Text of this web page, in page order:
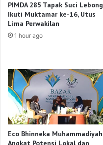
PIMDA 285 Tapak Suci Lebong
Ikuti Muktamar ke-16, Utus
Lima Perwakilan
1 hour ago
Eco Bhinneka Muhammadiyah
Angkat Potensi Lokal dan